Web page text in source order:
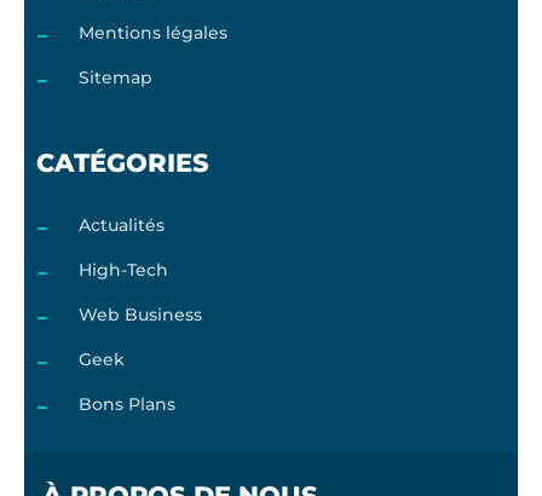
Mentions légales
Sitemap
CATÉGORIES
Actualités
High-Tech
Web Business
Geek
Bons Plans